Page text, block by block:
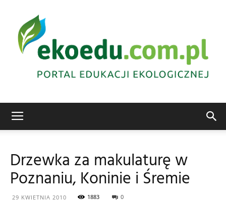
ekologiczna
Drzewka za makulaturę w
Poznaniu, Koninie i Śremie
29 KWIETNIA 2010 1883 0